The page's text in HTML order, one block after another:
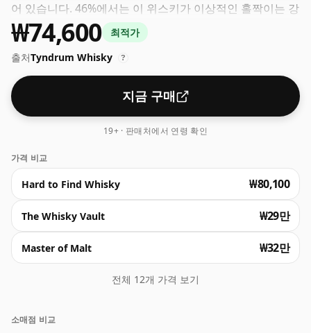
어 있습니다. 46%에서는 이 위스키가 이상적인 홀짝이는 강
도로 병에 담겨 있다는 것을 알게 될 것입니다. 70cl의 일반
병 크기로 제공됩니다.
₩74,600
최적가
출처Tyndrum Whisky ?
지금 구매
19+ · 판매처에서 연령 확인
가격 비교
Hard to Find Whisky ₩80,100
The Whisky Vault ₩29만
Master of Malt ₩32만
전체 12개 가격 보기
소매점 비교